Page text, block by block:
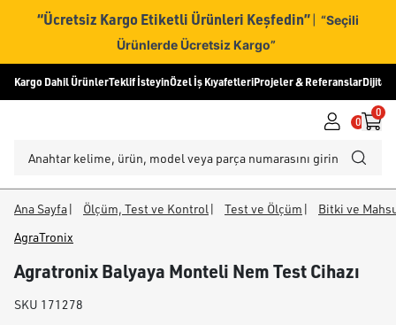
“Ücretsiz Kargo Etiketli Ürünleri Keşfedin” | “Seçili
Ürünlerde Ücretsiz Kargo”
Kargo Dahil ÜrünlerTeklif İsteyinÖzel İş KıyafetleriProjeler & ReferanslarDijital
0
0
Ana Sayfa| Ölçüm, Test ve Kontrol | Test ve Ölçüm |
Bitki ve
AgraTronix
Agratronix Balyaya Monteli Nem Test Cihazı
SKU 171278